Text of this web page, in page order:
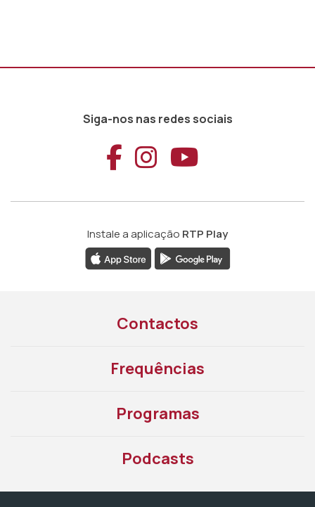
Siga-nos nas redes sociais
Aceder ao
Aceder ao
Aceder
Instale a aplicação RTP Play
Contactos
Frequências
Programas
Podcasts